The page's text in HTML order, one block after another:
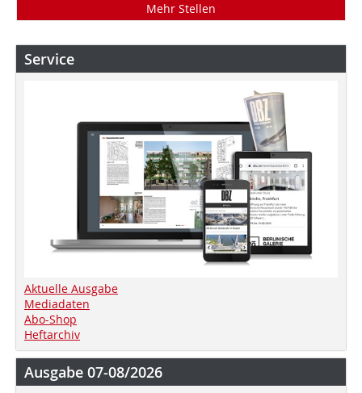
Mehr Stellen
Service
Aktuelle Ausgabe
Mediadaten
Abo-Shop
Heftarchiv
Ausgabe 07-08/2026